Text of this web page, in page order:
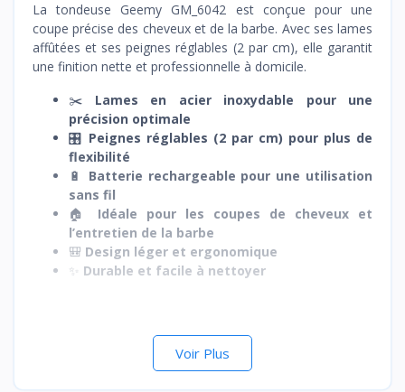
La tondeuse Geemy GM_6042 est conçue pour une
coupe précise des cheveux et de la barbe. Avec ses lames
affûtées et ses peignes réglables (2 par cm), elle garantit
une finition nette et professionnelle à domicile.
✂️ Lames en acier inoxydable pour une
précision optimale
🎛️ Peignes réglables (2 par cm) pour plus de
flexibilité
🔋 Batterie rechargeable pour une utilisation
sans fil
🏠 Idéale pour les coupes de cheveux et
l’entretien de la barbe
🎒 Design léger et ergonomique
✨ Durable et facile à nettoyer
Voir Plus